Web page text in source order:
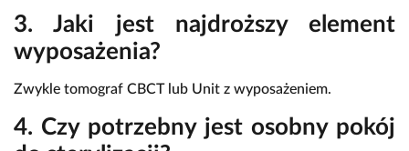
3. Jaki jest najdroższy element
wyposażenia?
Zwykle tomograf CBCT lub Unit z wyposażeniem.
4. Czy potrzebny jest osobny pokój